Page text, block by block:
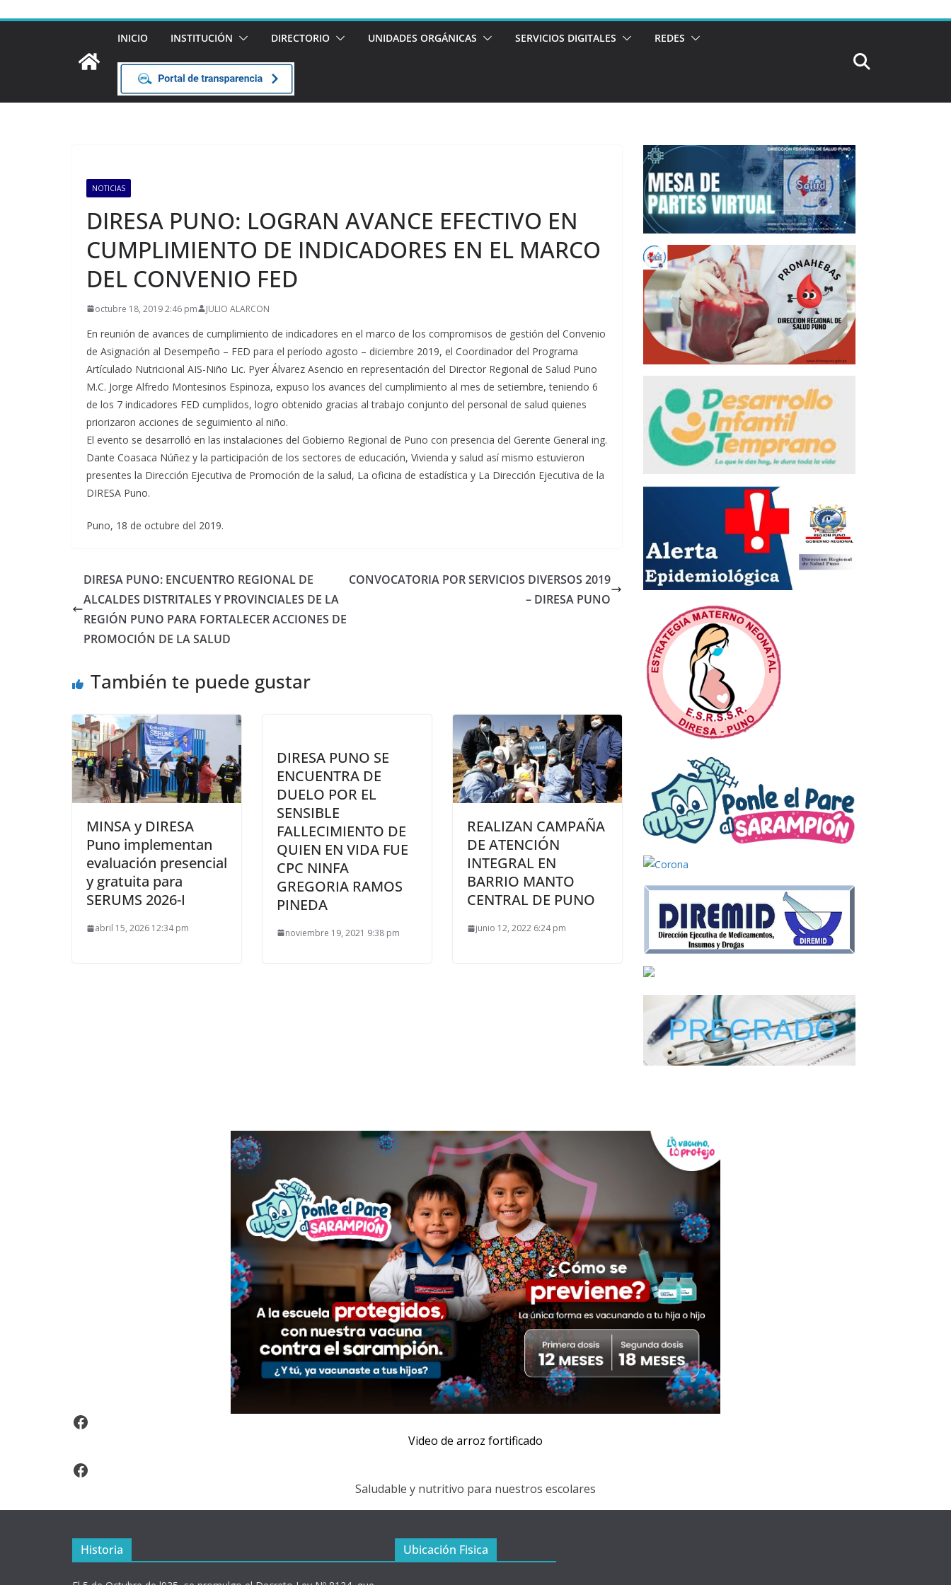
INICIO INSTITUCIÓN DIRECTORIO UNIDADES ORGÁNICAS SERVICIOS DIGITALES REDES
NOTICIAS
DIRESA PUNO: LOGRAN AVANCE EFECTIVO EN
CUMPLIMIENTO DE INDICADORES EN EL MARCO
DEL CONVENIO FED
octubre 18, 2019 2:46 pm JULIO ALARCON
En reunión de avances de cumplimiento de indicadores en el marco de los compromisos de gestión del Convenio
de Asignación al Desempeño – FED para el período agosto – diciembre 2019, el Coordinador del Programa
Artículado Nutricional AIS-Niño Lic. Pyer Álvarez Asencio en representación del Director Regional de Salud Puno
M.C. Jorge Alfredo Montesinos Espinoza, expuso los avances del cumplimiento al mes de setiembre, teniendo 6
de los 7 indicadores FED cumplidos, logro obtenido gracias al trabajo conjunto del personal de salud quienes
priorizaron acciones de seguimiento al niño.
El evento se desarrolló en las instalaciones del Gobierno Regional de Puno con presencia del Gerente General ing.
Dante Coasaca Núñez y la participación de los sectores de educación, Vivienda y salud así mismo estuvieron
presentes la Dirección Ejecutiva de Promoción de la salud, La oficina de estadística y La Dirección Ejecutiva de la
DIRESA Puno.
Puno, 18 de octubre del 2019.
DIRESA PUNO: ENCUENTRO REGIONAL DE
ALCALDES DISTRITALES Y PROVINCIALES DE LA
REGIÓN PUNO PARA FORTALECER ACCIONES DE
PROMOCIÓN DE LA SALUD
CONVOCATORIA POR SERVICIOS DIVERSOS 2019
– DIRESA PUNO
También te puede gustar
MINSA y DIRESA
Puno implementan
evaluación presencial
y gratuita para
SERUMS 2026-I
abril 15, 2026 12:34 pm
DIRESA PUNO SE
ENCUENTRA DE
DUELO POR EL
SENSIBLE
FALLECIMIENTO DE
QUIEN EN VIDA FUE
CPC NINFA
GREGORIA RAMOS
PINEDA
noviembre 19, 2021 9:38 pm
REALIZAN CAMPAÑA
DE ATENCIÓN
INTEGRAL EN
BARRIO MANTO
CENTRAL DE PUNO
junio 12, 2022 6:24 pm
Video Arroz Fortificado
Video de arroz fortificado
Facebook
Saludable y nutritivo para nuestros escolares
Historia Ubicación Fisica